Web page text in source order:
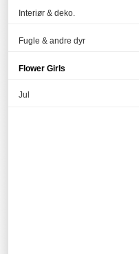
Interiør & deko.
Fugle & andre dyr
Flower Girls
Jul